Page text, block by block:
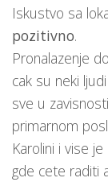
Iskustvo sa
pozitivno.
Pronalazenje
cak su neki
sve u
primarnom
Karolini i vise
gde cete raditi